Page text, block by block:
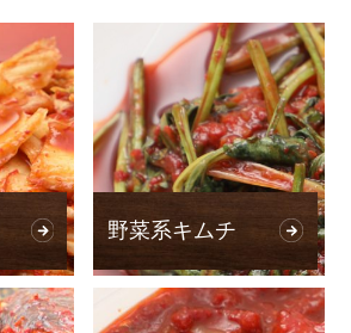
野菜系キムチ